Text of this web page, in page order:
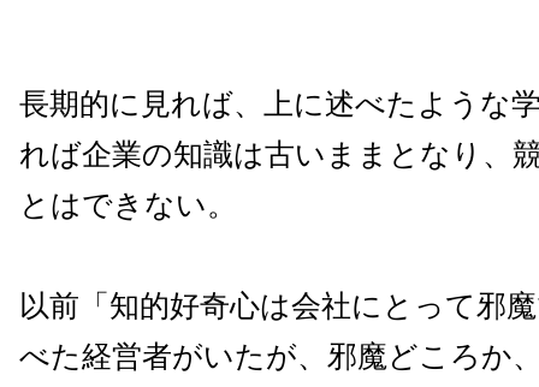
長期的に見れば、上に述べたような
れば企業の知識は古いままとなり、
とはできない。
以前「知的好奇心は会社にとって邪
べた経営者がいたが、邪魔どころか